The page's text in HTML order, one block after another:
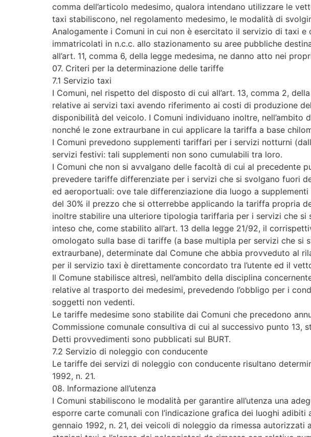
comma dell’articolo medesimo, qualora intendano utilizzare le
taxi stabiliscono, nel regolamento medesimo, le modalità di
Analogamente i Comuni in cui non è esercitato il servizio di taxi e
immatricolati in n.c.c. allo stazionamento su aree pubbliche
all’art. 11, comma 6, della legge medesima, ne danno atto nei
07. Criteri per la determinazione delle tariffe
7.1 Servizio taxi
I Comuni, nel rispetto del disposto di cui all’art. 13, comma 2,
relative ai servizi taxi avendo riferimento ai costi di produzione
disponibilità del veicolo. I Comuni individuano inoltre,
nonché le zone extraurbane in cui applicare la tariffa a base
I Comuni prevedono supplementi tariffari per i servizi notturni
servizi festivi: tali supplementi non sono cumulabili tra loro.
I Comuni che non si avvalgano delle facoltà di cui al precedente
prevedere tariffe differenziate per i servizi che si svolgano fuori
ed aeroportuali: ove tale differenziazione dia luogo a
del 30% il prezzo che si otterrebbe applicando la tariffa propria
inoltre stabilire una ulteriore tipologia tariffaria per i servizi che
inteso che, come stabilito all’art. 13 della legge 21/92, il
omologato sulla base di tariffe (a base multipla per servizi che si
extraurbane), determinate dal Comune che abbia provveduto al
per il servizio taxi è direttamente concordato tra l’utente ed il
Il Comune stabilisce altresì, nell’ambito della disciplina
relative al trasporto dei medesimi, prevedendo l’obbligo per i
soggetti non vedenti.
Le tariffe medesime sono stabilite dai Comuni che precedono
Commissione comunale consultiva di cui al successivo punto 13,
Detti provvedimenti sono pubblicati sul BURT.
7.2 Servizio di noleggio con conducente
Le tariffe dei servizi di noleggio con conducente risultano
1992, n. 21.
08. Informazione all’utenza
I Comuni stabiliscono le modalità per garantire all’utenza una
esporre carte comunali con l’indicazione grafica dei luoghi adibiti
gennaio 1992, n. 21, dei veicoli di noleggio da rimessa